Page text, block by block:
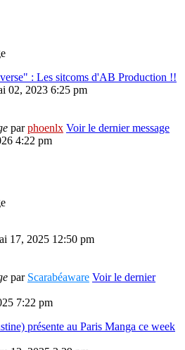
: Les sitcoms d'AB Production !!
02, 2023 6:25 pm
parphoenlx Voir le dernier message
4:22 pm
17, 2025 12:50 pm
par Scarabéaware Voir le dernier
7:22 pm
présente au Paris Manga ce week